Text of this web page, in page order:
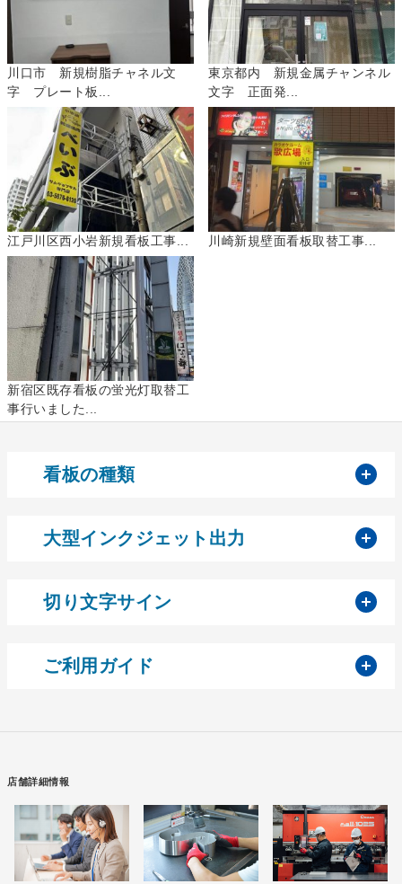
川口市 新規樹脂チャネル文
字 プレート板...
東京都内 新規金属チャンネル
文字 正面発...
江戸川区西小岩新規看板工事... 川崎新規壁面看板取替工事...
新宿区既存看板の蛍光灯取替工
事行いました...
看板の種類
大型インクジェット出力
切り文字サイン
ご利用ガイド
店舗詳細情報